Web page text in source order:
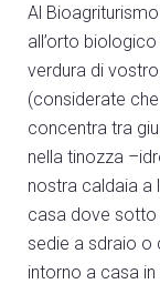
Al
all’orto
verdura di
(considerate
concentra tra
nella tinozza
nostra caldaia a
casa dove sotto
sedie a sdraio o
intorno a casa